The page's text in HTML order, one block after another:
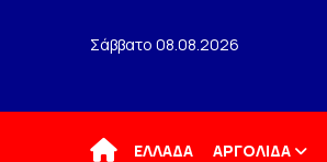
Σάββατο 08.08.2026
ΑρχικήΕΛΛΑΔΑ ΑΡΓΟΛΙΔΑ